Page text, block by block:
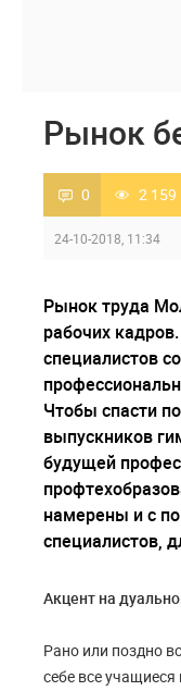
Рынок
0 2 159
24-10-2018, 11:34
Рынок труда
рабочих
специалистов
Чтобы спасти
выпускников
будущей
намерены и с
специалистов,
Акцент на
Рано или поздно
себе все